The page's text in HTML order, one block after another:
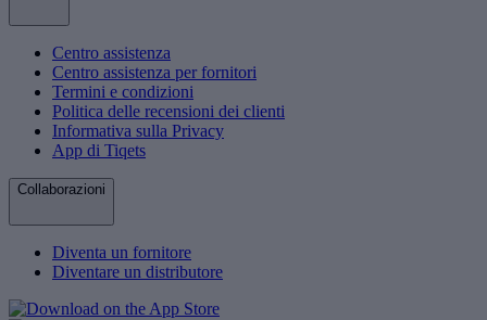
Centro assistenza
Centro assistenza per fornitori
Termini e condizioni
Politica delle recensioni dei clienti
Informativa sulla Privacy
App di Tiqets
Collaborazioni
Diventa un fornitore
Diventare un distributore